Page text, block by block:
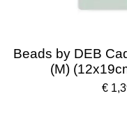
Beads by DEB
(M)
€